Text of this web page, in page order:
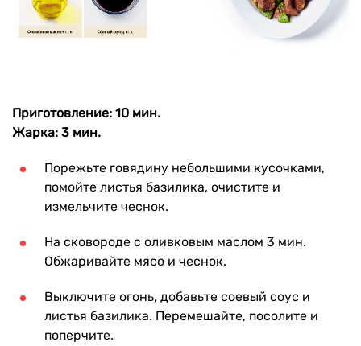
Приготовление: 10 мин.
Жарка: 3 мин.
Порежьте говядину небольшими кусочками,
помойте листья базилика, очистите и
измельчите чеснок.
На сковороде с оливковым маслом 3 мин.
Обжаривайте мясо и чеснок.
Выключите огонь, добавьте соевый соус и
листья базилика. Перемешайте, посолите и
поперчите.